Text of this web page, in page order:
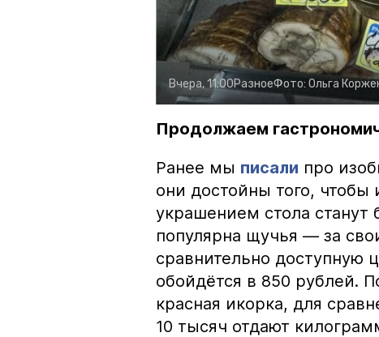
Вчера, 11:00РазноеФото: Ольга
Продолжаем
Ранее мы писали про
они достойны того, чтобы
украшением стола
популярна щучья — за
сравнительно доступную
обойдётся в 850 рублей.
красная икорка, для
10 тысяч отдают